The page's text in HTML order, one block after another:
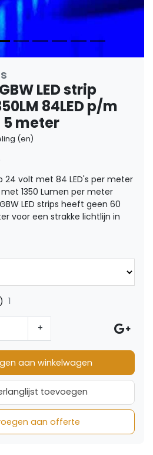
LED strip
84LED p/m
5 meter
(en)
24 volt met 84 LED's per meter
1350 Lumen per meter
LED strips heeft geen 60
voor een strakke lichtlijn in
1
+
aan winkelwagen
toevoegen
aan offerte